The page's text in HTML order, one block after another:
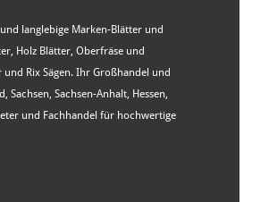
langlebige Marken-Blätter und
Holz Blätter, Oberfräse und
und Rix Sägen. Ihr Großhandel und
Sachsen-Anhalt, Hessen,
und Fachhandel für hochwertige